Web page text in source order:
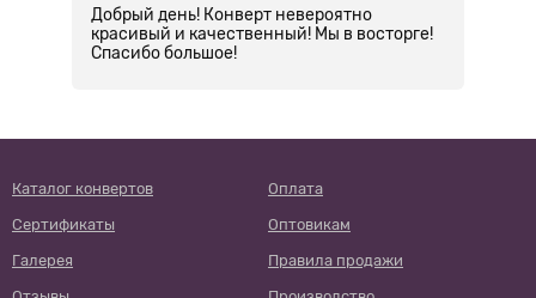
Добрый день! Конверт невероятно
красивый и качественный! Мы в восторге!
Спасибо большое!
Каталог конвертов
Оплата
Сертификаты
Оптовикам
Галерея
Правила продажи